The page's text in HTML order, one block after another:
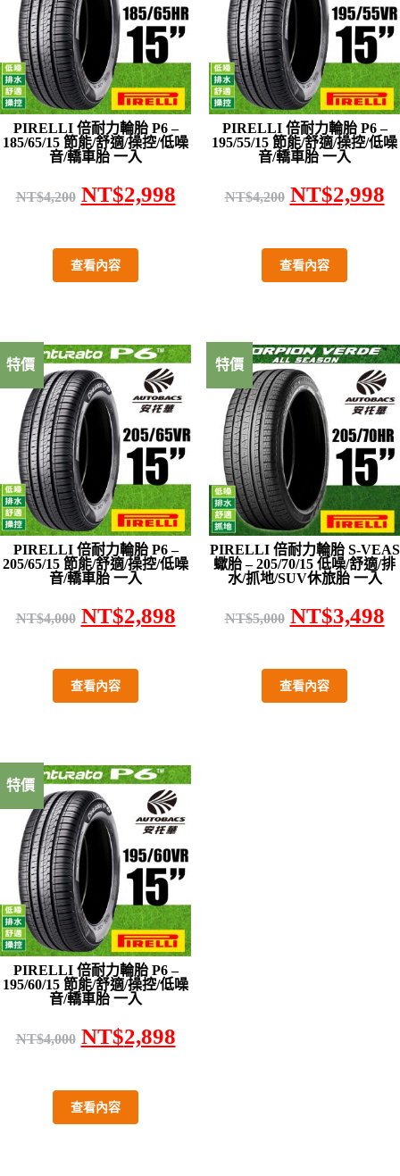
PIRELLI 倍耐力輪胎 P6 –
185/65/15 節能/舒適/操控/低噪
音/轎車胎 一入
NT$4,200 NT$2,998
查看內容
PIRELLI 倍耐力輪胎 P6 –
195/55/15 節能/舒適/操控/低噪
音/轎車胎 一入
NT$4,200 NT$2,998
查看內容
特價
PIRELLI 倍耐力輪胎 P6 –
205/65/15 節能/舒適/操控/低噪
音/轎車胎 一入
NT$4,000 NT$2,898
查看內容
特價
PIRELLI 倍耐力輪胎 S-VEAS
蠍胎 – 205/70/15 低噪/舒適/排
水/抓地/SUV休旅胎 一入
NT$5,000 NT$3,498
查看內容
特價
PIRELLI 倍耐力輪胎 P6 –
195/60/15 節能/舒適/操控/低噪
音/轎車胎 一入
NT$4,000 NT$2,898
查看內容